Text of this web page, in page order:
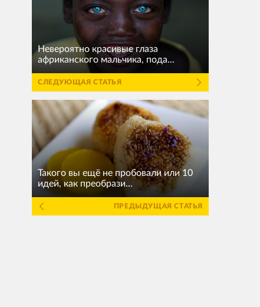
Невероятно красивые глаза
африканского мальчика, пода...
СЛЕДУЮЩАЯ СТАТЬЯ
Такого вы ещё не пробовали или 10
идей, как преобрази...
ПРЕДЫДУЩАЯ СТАТЬЯ